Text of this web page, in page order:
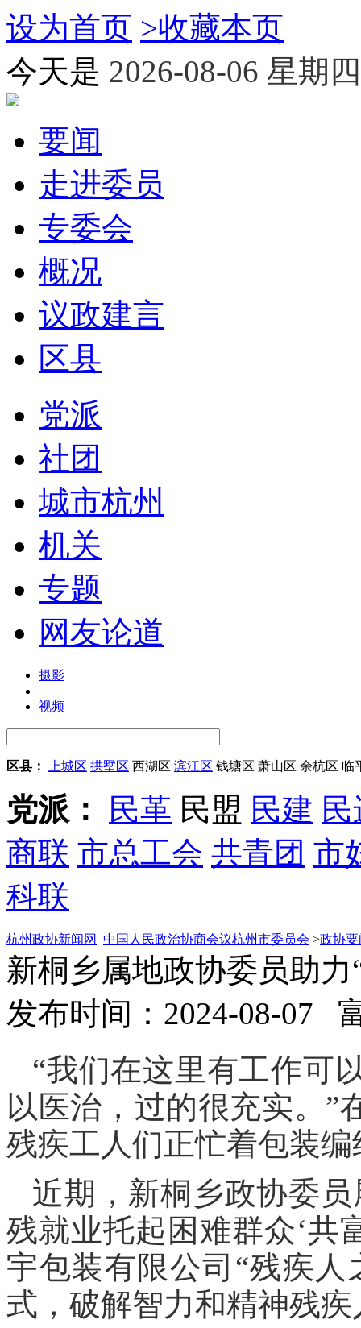
设为首页 >收藏本页
今天是 2026-08-06 星期四
要闻
走进委员
专委会
概况
议政建言
区县
党派
社团
城市杭州
机关
专题
网友论道
摄影
视频
区县： 上城区 拱墅区 西湖区 滨江区 钱塘区 萧山区 余杭区 临
党派： 民革 民盟 民建
商联 市总工会 共青团 市
科联
杭州政协新闻网 中国人民政治协商会议杭州市委员会 >政协要
新桐乡属地政协委员助力
发布时间：2024-08-07
“我们在这里有工作可
以医治，过的很充实。”
残疾工人们正忙着包装
近期，新桐乡政协委
残就业托起困难群众‘共
宇包装有限公司“残疾人
式，破解智力和精神残